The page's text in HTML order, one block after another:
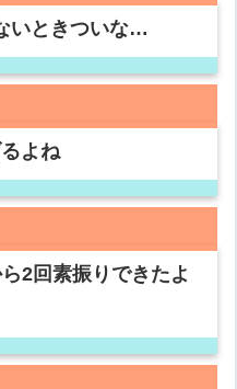
いときついな…
よね
2回素振りできたよ